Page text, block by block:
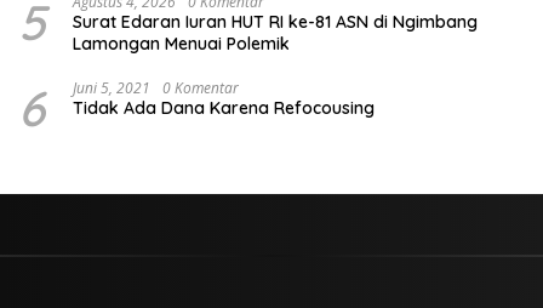
5
Surat Edaran Iuran HUT RI ke-81 ASN di Ngimbang
Lamongan Menuai Polemik
6 Juni 5, 2021 0 Komentar
Tidak Ada Dana Karena Refocousing